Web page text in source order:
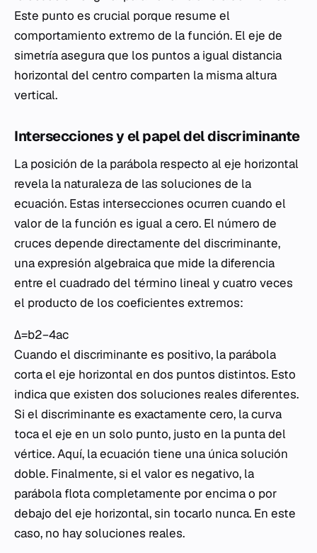
Este punto es crucial porque resume el
comportamiento extremo de la función. El eje de
simetría asegura que los puntos a igual distancia
horizontal del centro comparten la misma altura
vertical.
Intersecciones y el papel del discriminante
La posición de la parábola respecto al eje horizontal
revela la naturaleza de las soluciones de la
ecuación. Estas intersecciones ocurren cuando el
valor de la función es igual a cero. El número de
cruces depende directamente del discriminante,
una expresión algebraica que mide la diferencia
entre el cuadrado del término lineal y cuatro veces
el producto de los coeficientes extremos:
Δ=b2−4ac
Cuando el discriminante es positivo, la parábola
corta el eje horizontal en dos puntos distintos. Esto
indica que existen dos soluciones reales diferentes.
Si el discriminante es exactamente cero, la curva
toca el eje en un solo punto, justo en la punta del
vértice. Aquí, la ecuación tiene una única solución
doble. Finalmente, si el valor es negativo, la
parábola flota completamente por encima o por
debajo del eje horizontal, sin tocarlo nunca. En este
caso, no hay soluciones reales.